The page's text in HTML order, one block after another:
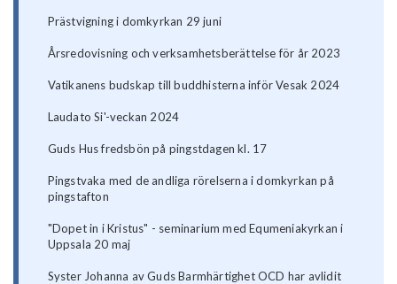
Prästvigning i domkyrkan 29 juni
Årsredovisning och verksamhetsberättelse för år 2023
Vatikanens budskap till buddhisterna inför Vesak 2024
Laudato Si'-veckan 2024
Guds Hus fredsbön på pingstdagen kl. 17
Pingstvaka med de andliga rörelserna i domkyrkan på
pingstafton
"Dopet in i Kristus" - seminarium med Equmeniakyrkan i
Uppsala 20 maj
Syster Johanna av Guds Barmhärtighet OCD har avlidit